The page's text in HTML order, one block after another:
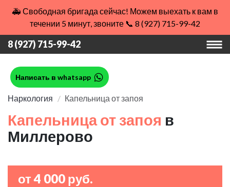
🚑 Свободная бригада сейчас! Можем выехать к вам в
течении 5 минут, звоните 📞 8 (927) 715-99-42
8 (927) 715-99-42
Написать в whatsapp
Наркология Капельница от запоя
Капельница от запоя в
Миллерово
от 4 000 руб.